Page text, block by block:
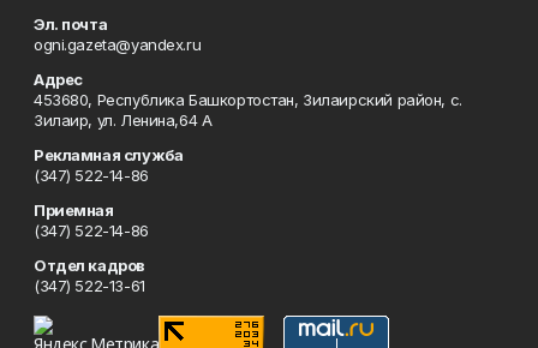
Эл. почта
ogni.gazeta@yandex.ru
Адрес
453680, Республика Башкортостан, Зилаирский район, с.
Зилаир, ул. Ленина,64 А
Рекламная служба
(347) 522-14-86
Приемная
(347) 522-14-86
Отдел кадров
(347) 522-13-61